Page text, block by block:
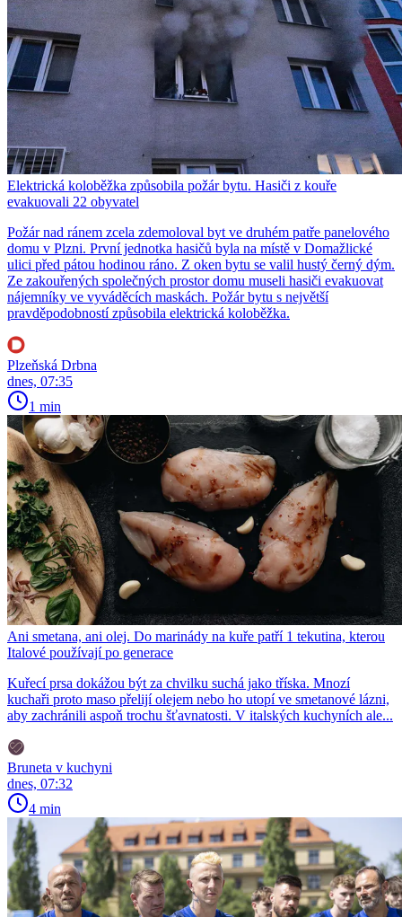
Elektrická koloběžka způsobila požár bytu. Hasiči z kouře
evakuovali 22 obyvatel
Požár nad ránem zcela zdemoloval byt ve druhém patře panelového
domu v Plzni. První jednotka hasičů byla na místě v Domažlické
ulici před pátou hodinou ráno. Z oken bytu se valil hustý černý dým.
Ze zakouřených společných prostor domu museli hasiči evakuovat
nájemníky ve vyváděcích maskách. Požár bytu s největší
pravděpodobností způsobila elektrická koloběžka.
Plzeňská Drbna
dnes, 07:35
1 min
Ani smetana, ani olej. Do marinády na kuře patří 1 tekutina, kterou
Italové používají po generace
Kuřecí prsa dokážou být za chvilku suchá jako tříska. Mnozí
kuchaři proto maso přelijí olejem nebo ho utopí ve smetanové lázni,
aby zachránili aspoň trochu šťavnatosti. V italských kuchyních ale...
Bruneta v kuchyni
dnes, 07:32
4 min